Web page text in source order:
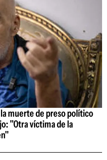
muerte de preso político
"Otra víctima de la